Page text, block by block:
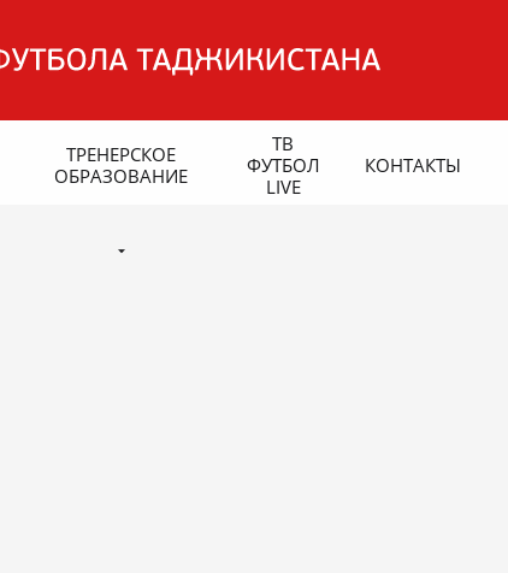
ТРЕНЕРСКОЕ
ОБРАЗОВАНИЕ
ТВ
ФУТБОЛ
LIVE
КОНТАКТЫ